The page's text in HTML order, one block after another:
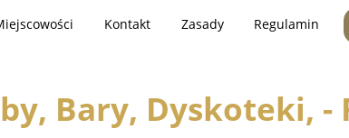
Kontakt Zasady Regulamin
Bary, Dyskoteki, -